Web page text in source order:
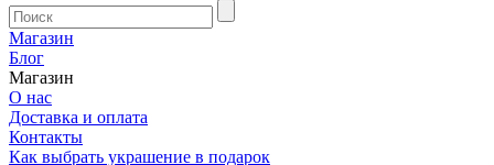
Магазин
Блог
Магазин
О нас
Доставка и оплата
Контакты
Как выбрать украшение в подарок